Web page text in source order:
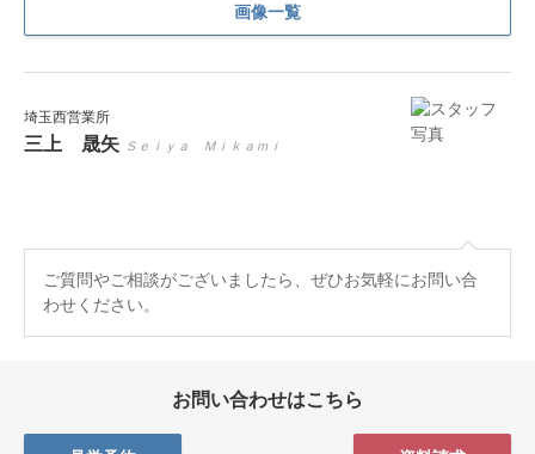
画像一覧
埼玉西営業所
三上 晟矢 Ｓｅｉｙａ Ｍｉｋａｍｉ
ご質問やご相談がございましたら、ぜひお気軽にお問い合
わせください。
お問い合わせはこちら